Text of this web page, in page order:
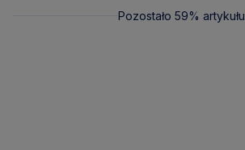
Pozostało 59% artykułu